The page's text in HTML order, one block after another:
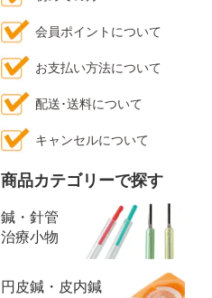
会員ポイントについて
お支払い方法について
配送･送料について
キャンセルについて
商品カテゴリーで探す
鍼・針管
治療小物
円皮鍼・皮内鍼